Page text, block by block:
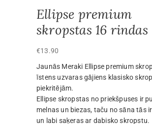
Ellipse premium
skropstas 16 rindas
€13.90
Jaunās Meraki Ellipse premium
īstens uzvaras gājiens klasisko
piekritējām.
Ellipse skropstas no priekšpuses ir
melnas un biezas, taču no sāna tās
un labi saķeras ar dabisko skropstu.